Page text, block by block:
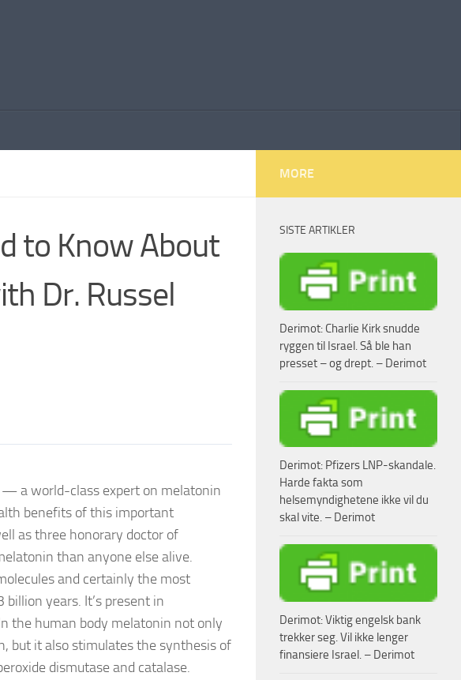
to Know About
Dr. Russel
— a world-class expert on melatonin
benefits of this important
as three honorary doctor of
than anyone else alive.
and certainly the most
years. It’s present in
the human body melatonin not only
but it also stimulates the synthesis of
dismutase and catalase.
MORE
SISTE ARTIKLER
Derimot: Charlie Kirk snudde
ryggen til Israel. Så ble han
presset – og drept. – Derimot
Derimot: Pfizers LNP-skandale.
Harde fakta som
helsemyndighetene ikke vil du
skal vite. – Derimot
Derimot: Viktig engelsk bank
trekker seg. Vil ikke lenger
finansiere Israel. – Derimot